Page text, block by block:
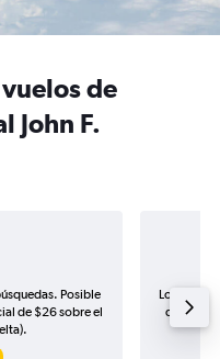
de
John F.
Posible
de $26 sobre el
Los
de